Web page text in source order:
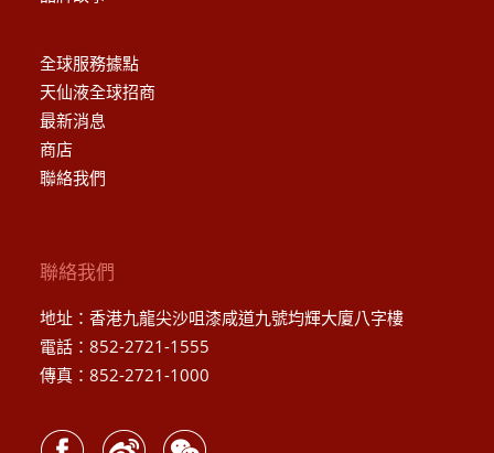
全球服務據點
天仙液全球招商
最新消息
商店
聯絡我們
聯絡我們
地址：香港九龍尖沙咀漆咸道九號均輝大廈八字樓
電話：852-2721-1555
傳真：852-2721-1000